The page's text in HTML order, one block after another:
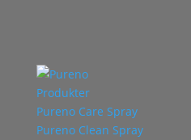
Produkter
Pureno Care Spray
Pureno Clean Spray